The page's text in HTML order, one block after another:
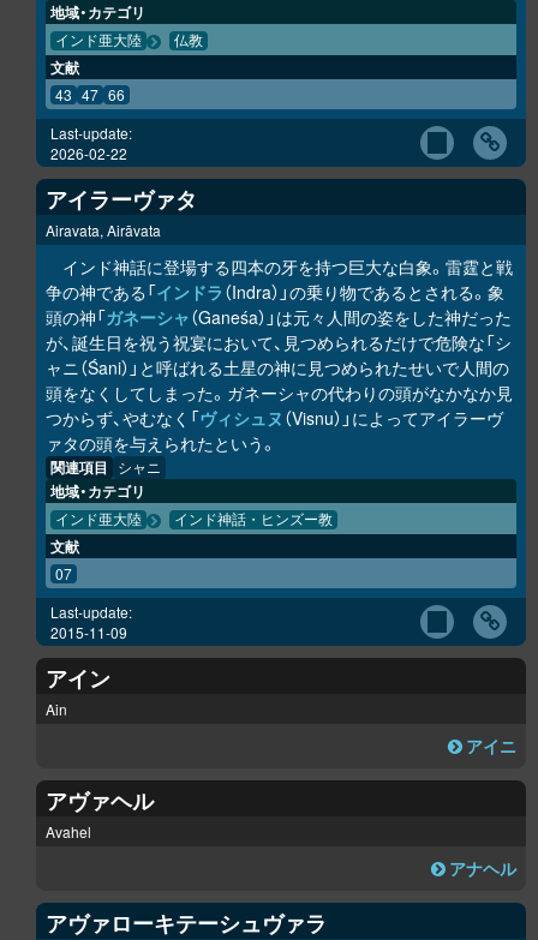
地域・カテゴリ
インド亜大陸 仏教
文献
43 47 66
Last-update:
2026-02-22
アイラーヴァタ
Airavata, Airāvata
インド神話に登場する四本の牙を持つ巨大な白象。雷霆と戦
争の神である「インドラ （Indra）」の乗り物であるとされる。象
頭の神「ガネーシャ（Ganeśa）」は元々人間の姿をした神だった
が、誕生日を祝う祝宴において、見つめられるだけで危険な「シ
ャニ（Śani）」と呼ばれる土星の神に見つめられたせいで人間の
頭をなくしてしまった。ガネーシャの代わりの頭がなかなか見
つからず、やむなく「ヴィシュヌ （Visnu）」によってアイラーヴ
ァタの頭を与えられたという。
関連項目 シャニ
地域・カテゴリ
インド亜大陸 インド神話・ヒンズー教
文献
07
Last-update:
2015-11-09
アイン
Ain
アイニ
アヴァヘル
Avahel
アナヘル
アヴァローキテーシュヴァラ